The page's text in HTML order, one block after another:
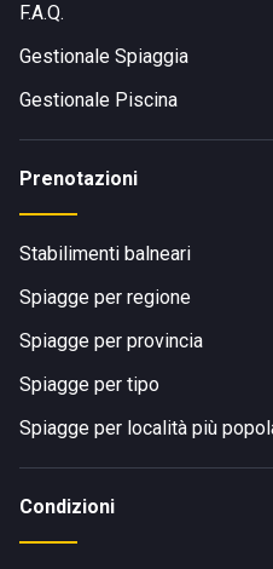
F.A.Q.
Gestionale Spiaggia
Gestionale Piscina
Prenotazioni
Stabilimenti balneari
Spiagge per regione
Spiagge per provincia
Spiagge per tipo
Spiagge per località più
Condizioni